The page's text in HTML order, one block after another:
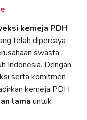
kemeja PDH
telah dipercaya
swasta,
Indonesia. Dengan
serta komitmen
kemeja PDH
lama untuk